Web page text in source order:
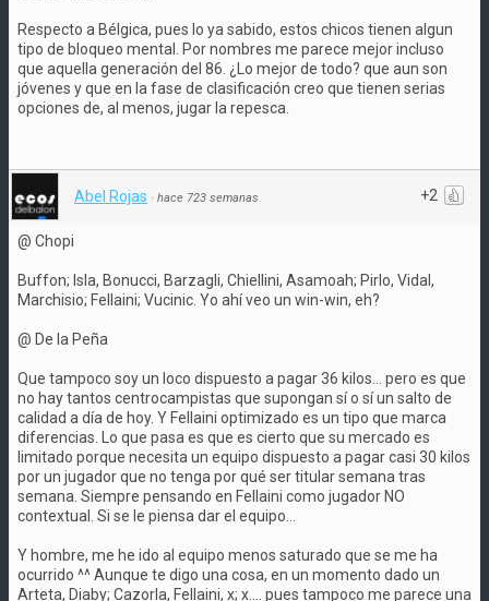
Respecto a Bélgica, pues lo ya sabido, estos chicos tienen algun
tipo de bloqueo mental. Por nombres me parece mejor incluso
que aquella generación del 86. ¿Lo mejor de todo? que aun son
jóvenes y que en la fase de clasificación creo que tienen serias
opciones de, al menos, jugar la repesca.
+2
Abel Rojas · hace 723 semanas
@ Chopi
Buffon; Isla, Bonucci, Barzagli, Chiellini, Asamoah; Pirlo, Vidal,
Marchisio; Fellaini; Vucinic. Yo ahí veo un win-win, eh?
@ De la Peña
Que tampoco soy un loco dispuesto a pagar 36 kilos... pero es que
no hay tantos centrocampistas que supongan sí o sí un salto de
calidad a día de hoy. Y Fellaini optimizado es un tipo que marca
diferencias. Lo que pasa es que es cierto que su mercado es
limitado porque necesita un equipo dispuesto a pagar casi 30 kilos
por un jugador que no tenga por qué ser titular semana tras
semana. Siempre pensando en Fellaini como jugador NO
contextual. Si se le piensa dar el equipo...
Y hombre, me he ido al equipo menos saturado que se me ha
ocurrido ^^ Aunque te digo una cosa, en un momento dado un
Arteta, Diaby; Cazorla, Fellaini, x; x.... pues tampoco me parece una